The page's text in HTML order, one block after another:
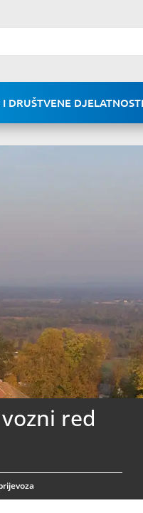
DRUŠTVENE DJELATNOSTI
red